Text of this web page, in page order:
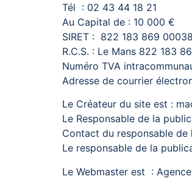
Tél : 02 43 44 18 21
Au Capital de : 10 000 €
SIRET : 822 183 869 00038
R.C.S. : Le Mans 822 183
Numéro TVA
Adresse de courrier
Le Créateur du site est :
Le Responsable de la
Contact du responsable
Le responsable de la
Le Webmaster est :